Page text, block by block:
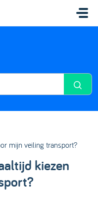
mijn veiling transport?
kiezen